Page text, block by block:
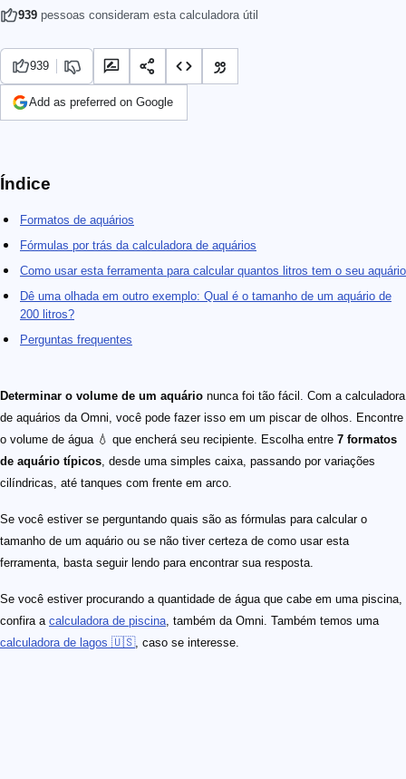
939 pessoas consideram esta calculadora útil
939
Add as preferred on Google
Índice
Formatos de aquários
Fórmulas por trás da calculadora de aquários
Como usar esta ferramenta para calcular quantos litros tem o seu aquário
Dê uma olhada em outro exemplo: Qual é o tamanho de um aquário de
200 litros?
Perguntas frequentes
Determinar o volume de um aquário nunca foi tão fácil. Com a calculadora
de aquários da Omni, você pode fazer isso em um piscar de olhos. Encontre
o volume de água 💧 que encherá seu recipiente. Escolha entre 7 formatos
de aquário típicos , desde uma simples caixa, passando por variações
cilíndricas, até tanques com frente em arco.
Se você estiver se perguntando quais são as fórmulas para calcular o
tamanho de um aquário ou se não tiver certeza de como usar esta
ferramenta, basta seguir lendo para encontrar sua resposta.
Se você estiver procurando a quantidade de água que cabe em uma piscina,
confira a calculadora de piscina , também da Omni. Também temos uma
calculadora de lagos 🇺🇸, caso se interesse.